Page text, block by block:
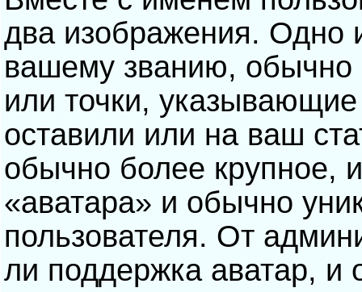
два изображения. Одно
вашему званию, обычно
или точки,
оставили или на ваш
обычно более крупное,
«аватара» и обычно
пользователя. От
ли поддержка аватар, и